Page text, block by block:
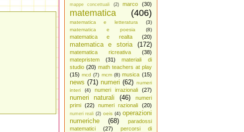
mappe concettuali (2) marco (30)
matematica (406)
matematica e letteratura
(3)
matematica e poesia
(8)
matematica e realta (20)
matematica e storia (172)
matematica ricreativa
(38)
matepristem
(31)
materiali di
studio (20) math teachers at play
(15) mcd (7) mcm (8) musica (15)
news (71) numeri (62) numeri
interi
(4) numeri irrazionali (27)
numeri naturali (46)
numeri
primi
(22) numeri razionali (20)
numeri reali (2) oeis (4) operazioni
numeriche
(68)
paradossi
matematici
(27)
percorsi di